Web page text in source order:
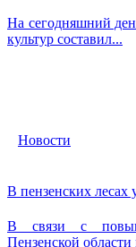
На сегодняшний
культур составил...
Новости
В пензенских
В связи с
Пензенской